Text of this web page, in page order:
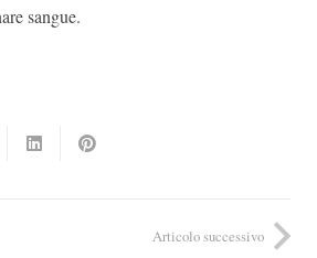
sangue.
Articolo successivo